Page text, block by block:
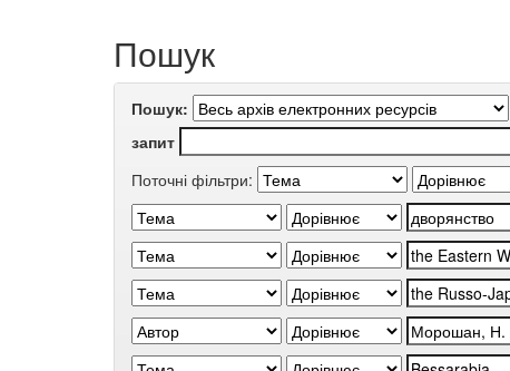
Пошук
Пошук:
запит
Поточні фільтри: